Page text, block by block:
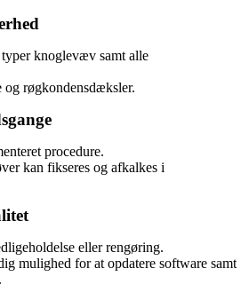
knoglevæv samt alle
og røgkondensdæksler.
procedure.
kan fikseres og afkalkes i
eller rengøring.
mulighed for at opdatere software samt